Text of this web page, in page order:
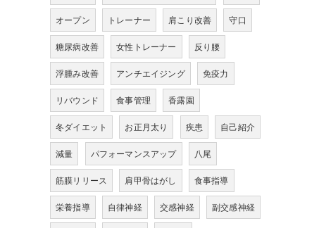
オープン トレーナー 肩こり改善 守口
糖尿病改善 女性トレーナー 反り腰
浮腫み改善 アンチエイジング 免疫力
リバウンド 食事管理 香露園
冬ダイエット お正月太り 疾患 自己紹介
減量 パフォーマンスアップ 八尾
筋膜リリース 肩甲骨はがし 食事指導
栄養指導 自律神経 交感神経 副交感神経